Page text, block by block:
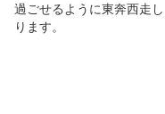
過ごせるように東奔西走
ります。